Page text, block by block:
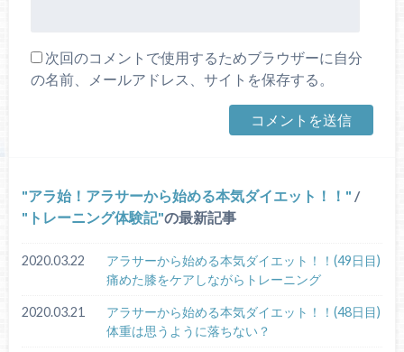
次回のコメントで使用するためブラウザーに自分
の名前、メールアドレス、サイトを保存する。
アラ始！アラサーから始める本気ダイエット！！
/
トレーニング体験記 の最新記事
2020.03.22
アラサーから始める本気ダイエット！！(49日目)
痛めた膝をケアしながらトレーニング
2020.03.21
アラサーから始める本気ダイエット！！(48日目)
体重は思うように落ちない？